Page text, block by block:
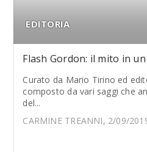
EDITORIA
Flash Gordon: il mito in
Curato da Mario Tirino ed
composto da vari saggi che
del...
CARMINE TREANNI, 2/09/